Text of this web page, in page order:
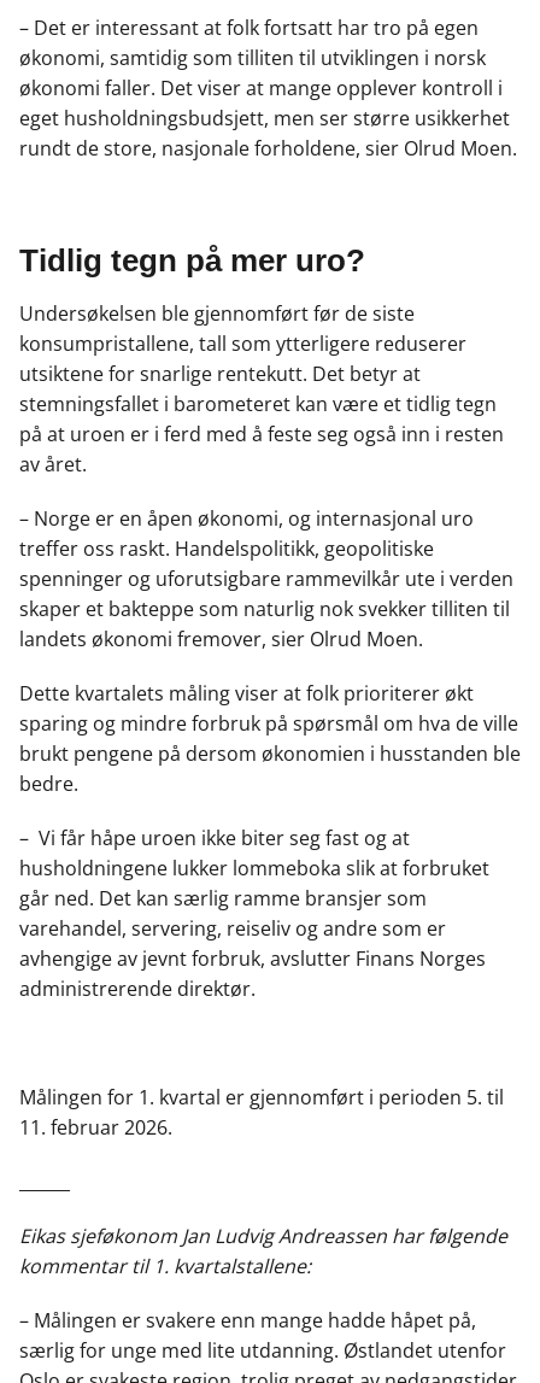
– Det er interessant at folk fortsatt har tro på egen
økonomi, samtidig som tilliten til utviklingen i norsk
økonomi faller. Det viser at mange opplever kontroll i
eget husholdningsbudsjett, men ser større usikkerhet
rundt de store, nasjonale forholdene, sier Olrud Moen.
Tidlig tegn på mer uro?
Undersøkelsen ble gjennomført før de siste
konsumpristallene, tall som ytterligere reduserer
utsiktene for snarlige rentekutt. Det betyr at
stemningsfallet i barometeret kan være et tidlig tegn
på at uroen er i ferd med å feste seg også inn i resten
av året.
– Norge er en åpen økonomi, og internasjonal uro
treffer oss raskt. Handelspolitikk, geopolitiske
spenninger og uforutsigbare rammevilkår ute i verden
skaper et bakteppe som naturlig nok svekker tilliten til
landets økonomi fremover, sier Olrud Moen.
Dette kvartalets måling viser at folk prioriterer økt
sparing og mindre forbruk på spørsmål om hva de ville
brukt pengene på dersom økonomien i husstanden ble
bedre.
– Vi får håpe uroen ikke biter seg fast og at
husholdningene lukker lommeboka slik at forbruket
går ned. Det kan særlig ramme bransjer som
varehandel, servering, reiseliv og andre som er
avhengige av jevnt forbruk, avslutter Finans Norges
administrerende direktør.
Målingen for 1. kvartal er gjennomført i perioden 5. til
11. februar 2026.
Eikas sjeføkonom Jan Ludvig Andreassen har følgende
kommentar til 1. kvartalstallene:
– Målingen er svakere enn mange hadde håpet på,
særlig for unge med lite utdanning. Østlandet utenfor